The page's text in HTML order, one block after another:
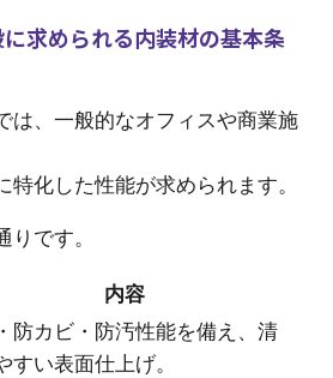
求められる内装材の基本条
は、一般的なオフィスや商業施
特化した性能が求められます。
りです。
内容
防カビ・防汚性能を備え、清
すい表面仕上げ。